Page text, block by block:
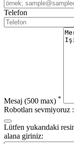
Telefon
Mesaj (500 max) *
Robotları sevmiyoruz
Lütfen yukarıdaki
alana giriniz: